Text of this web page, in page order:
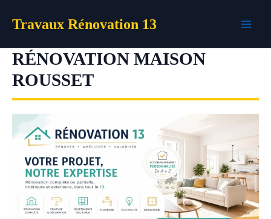
Travaux Rénovation 13
RÉNOVATION MAISON
ROUSSET